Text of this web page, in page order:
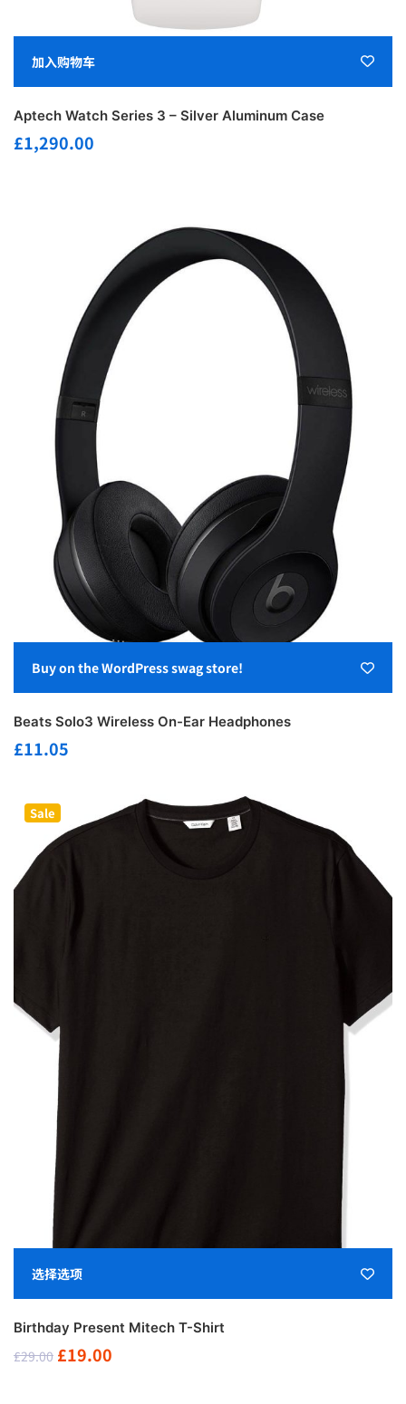
加入购物车
Aptech Watch Series 3 – Silver Aluminum Case
£1,290.00
Buy on the WordPress swag store!
Beats Solo3 Wireless On-Ear Headphones
£11.05
Sale
选择选项
Birthday Present Mitech T-Shirt
£29.00 原
£19.00